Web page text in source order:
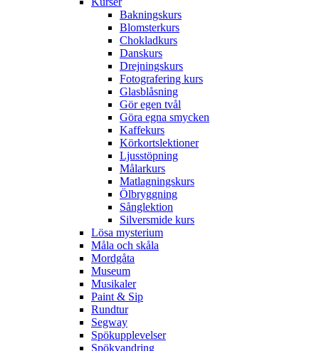
Bakningskurs
Blomsterkurs
Chokladkurs
Danskurs
Drejningskurs
Fotografering kurs
Glasblåsning
Gör egen tvål
Göra egna smycken
Kaffekurs
Körkortslektioner
Ljusstöpning
Målarkurs
Matlagningskurs
Ölbryggning
Sånglektion
Silversmide kurs
Lösa mysterium
Måla och skåla
Mordgåta
Museum
Musikaler
Paint & Sip
Rundtur
Segway
Spökupplevelser
Spökvandring